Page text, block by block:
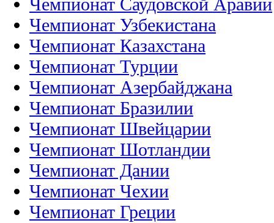
Чемпионат Саудовской Аравии
Чемпионат Узбекистана
Чемпионат Казахстана
Чемпионат Турции
Чемпионат Азербайджана
Чемпионат Бразилии
Чемпионат Швейцарии
Чемпионат Шотландии
Чемпионат Дании
Чемпионат Чехии
Чемпионат Греции